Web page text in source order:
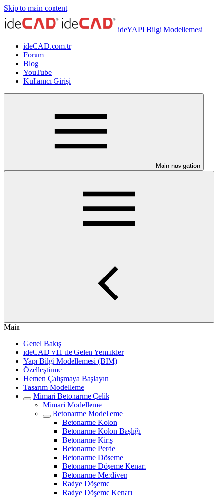
Skip to main content
ideYAPI Bilgi Modellemesi
ideCAD.com.tr
Forum
Blog
YouTube
Kullanıcı Girişi
Main navigation
Main
Genel Bakış
ideCAD v11 ile Gelen Yenilikler
Yapı Bilgi Modellemesi (BIM)
Özelleştirme
Hemen Çalışmaya Başlayın
Tasarım Modelleme
Mimari Betonarme Çelik
Mimari Modelleme
Betonarme Modelleme
Betonarme Kolon
Betonarme Kolon Başlığı
Betonarme Kiriş
Betonarme Perde
Betonarme Döşeme
Betonarme Döşeme Kenarı
Betonarme Merdiven
Radye Döşeme
Radye Döşeme Kenarı